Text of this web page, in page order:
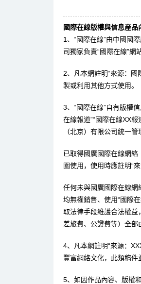
國際在線版權與信息産品
1、“國際在線”由中國國
司獨家負責“國際在線”網
2、凡本網註明“來源：
製或利用其他方式使用。
3、“國際在線”自有版權
在線報道”“國際在線XX
（北京）有限公司統一管
已取得國廣國際在線網
圍使用，使用時應註明“
任何未與國廣國際在線
均無權銷售、使用“國際
取法律手段維護合法權
差旅費、公證費等）全部
4、凡本網註明“來源：
豐富網絡文化，此類稿
5、如因作品內容、版權